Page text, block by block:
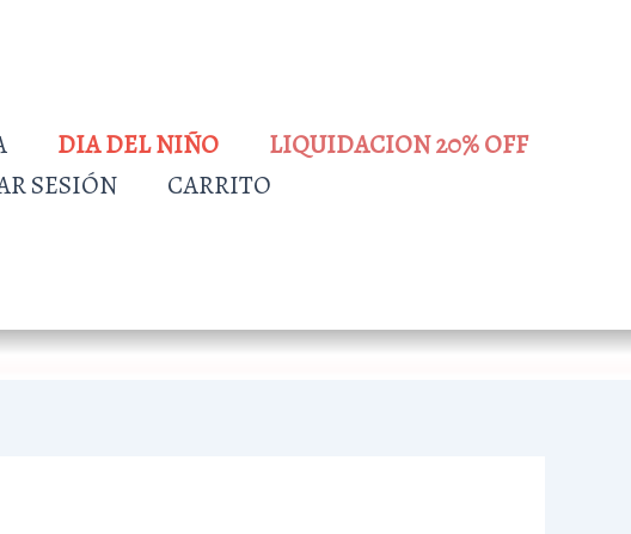
DIA DEL NIÑO
LIQUIDACION 20% OFF
SESIÓN CARRITO